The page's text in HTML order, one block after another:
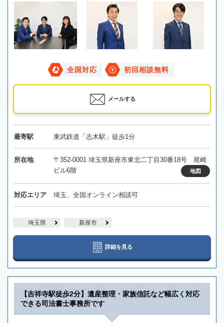
全国対応 初回相談無料
メールする
最寄駅 東武鉄道「志木駅」徒歩1分
所在地
〒352-0001 埼玉県新座市東北二丁目30番18号 尾崎
ビル6階
地図
対応エリア 埼玉、全国オンライン相談可
埼玉県 新座市
詳細を見る
【吉祥寺駅徒歩2分】遺産整理・家族信託など幅広く対応
できる司法書士事務所です